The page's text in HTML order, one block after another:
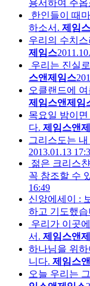
용서하여 주옵
한인들이 때
하소서. 제임
우리의 수치
제임스
우리는 진실
스앤제임스
오클랜드에
제임스앤제임
목요일 밤이
다. 제임스앤
그리스도는
2013.01.13
젊은 크리스
꼭 참조할 수
16:49
신앙에세이 :
하고 기도했습
우리가 이곳
서. 제임스앤
하나님을 위
니다. 제임스
오늘 우리는